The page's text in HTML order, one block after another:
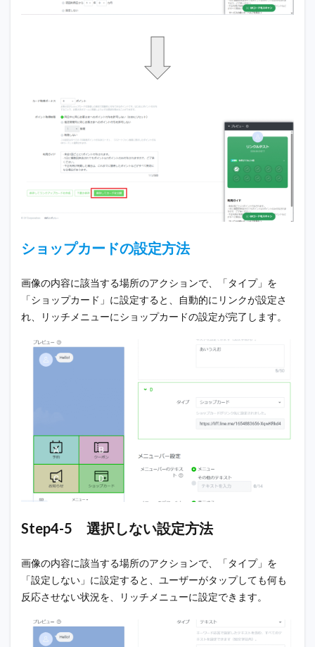
ショップカードの設定方法
画像の内容に該当する場所のアクションで、「タイプ」を
「ショップカード」に設定すると、自動的にリンクが設定さ
れ、リッチメニューにショップカードの設定が完了します。
Step4-5 選択しない設定方法
画像の内容に該当する場所のアクションで、「タイプ」を
「設定しない」に設定すると、ユーザーがタップしても何も
反応させない状況を、リッチメニューに設定できます。